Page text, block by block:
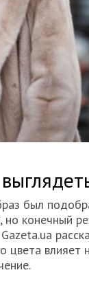
был
конечный
цвета